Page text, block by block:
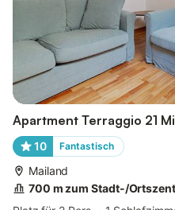
Apartment Terraggio 21
10 Fantastisch
Mailand
700 m zum Stadt-/